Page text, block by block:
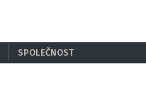
SPOLEČNOST